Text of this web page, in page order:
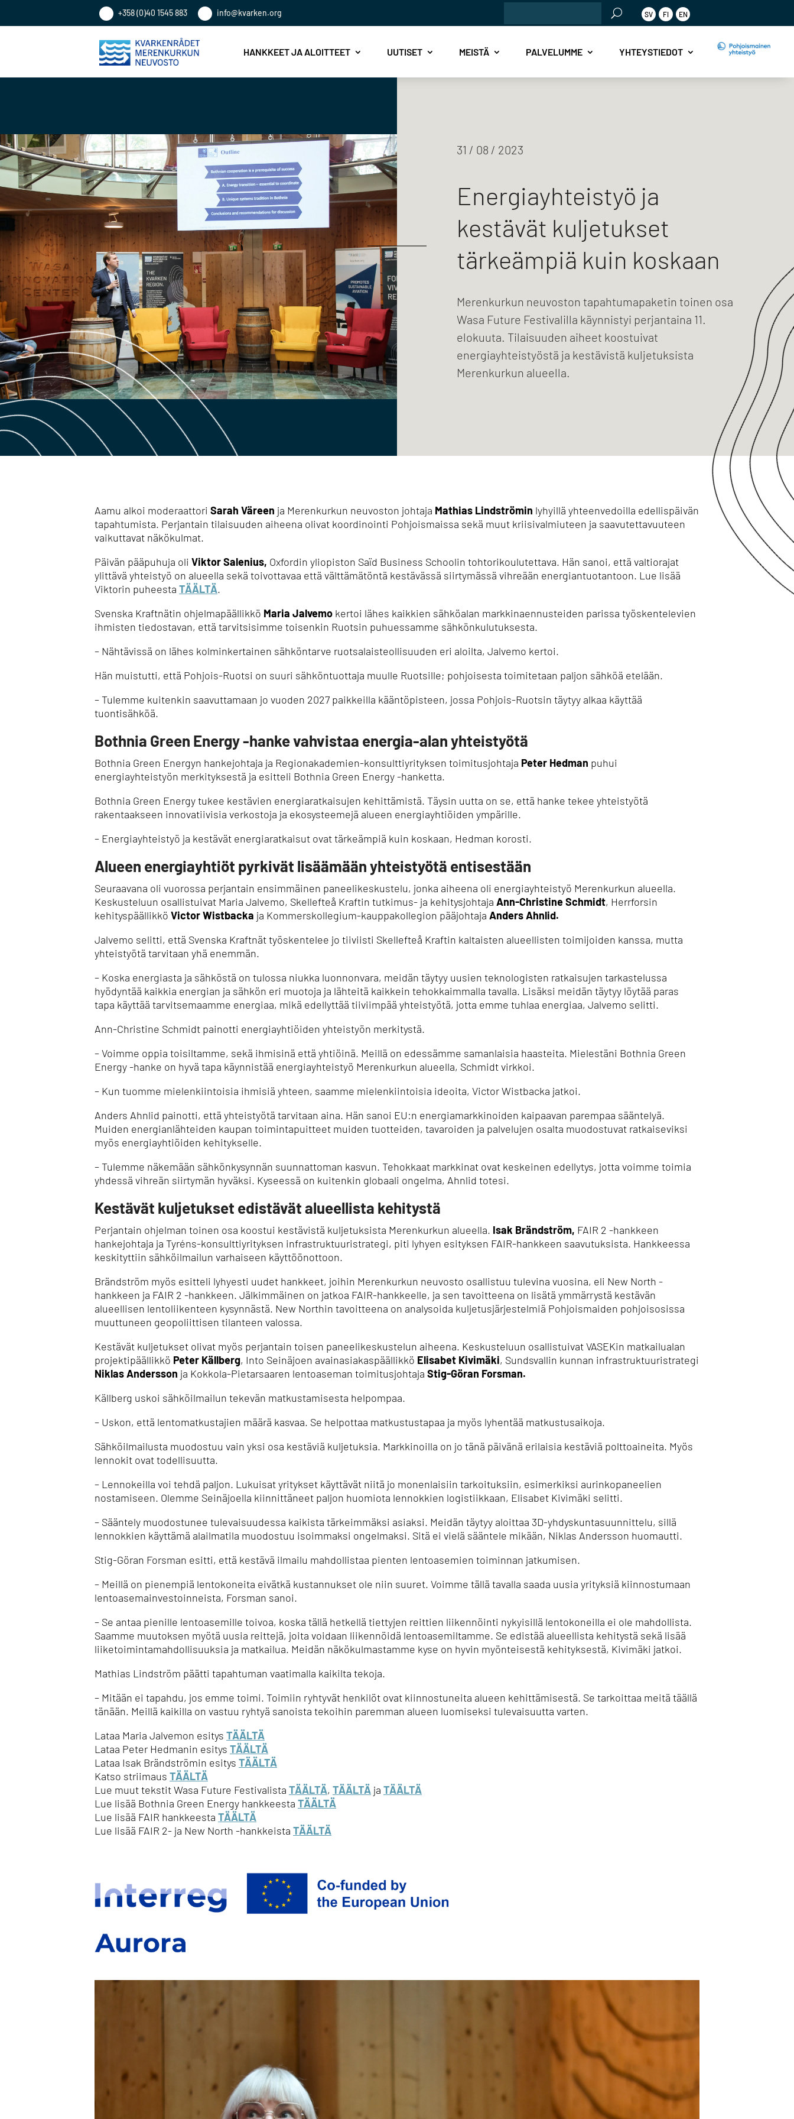
+358 (0)40 1545 883 info@kvarken.org SV FI EN
HANKKEET JA ALOITTEET UUTISET MEISTÄ PALVELUMME YHTEYSTIEDOT
31 / 08 / 2023
Energiayhteistyö ja
kestävät kuljetukset
tärkeämpiä kuin koskaan
Merenkurkun neuvoston tapahtumapaketin toinen osa
Wasa Future Festivalilla käynnistyi perjantaina 11.
elokuuta. Tilaisuuden aiheet koostuivat
energiayhteistyöstä ja kestävistä kuljetuksista
Merenkurkun alueella.
Aamu alkoi moderaattori Sarah Väreen ja Merenkurkun neuvoston johtaja Mathias Lindströmin lyhyillä yhteenvedoilla edellispäivän
tapahtumista. Perjantain tilaisuuden aiheena olivat koordinointi Pohjoismaissa sekä muut kriisivalmiuteen ja saavutettavuuteen
vaikuttavat näkökulmat.
Päivän pääpuhuja oli Viktor Salenius, Oxfordin yliopiston Saïd Business Schoolin tohtorikoulutettava. Hän sanoi, että valtiorajat
ylittävä yhteistyö on alueella sekä toivottavaa että välttämätöntä kestävässä siirtymässä vihreään energiantuotantoon. Lue lisää
Viktorin puheesta TÄÄLTÄ.
Svenska Kraftnätin ohjelmapäällikkö Maria Jalvemo kertoi lähes kaikkien sähköalan markkinaennusteiden parissa työskentelevien
ihmisten tiedostavan, että tarvitsisimme toisenkin Ruotsin puhuessamme sähkönkulutuksesta.
– Nähtävissä on lähes kolminkertainen sähköntarve ruotsalaisteollisuuden eri aloilta, Jalvemo kertoi.
Hän muistutti, että Pohjois-Ruotsi on suuri sähköntuottaja muulle Ruotsille; pohjoisesta toimitetaan paljon sähköä etelään.
– Tulemme kuitenkin saavuttamaan jo vuoden 2027 paikkeilla kääntöpisteen, jossa Pohjois-Ruotsin täytyy alkaa käyttää
tuontisähköä.
Bothnia Green Energy -hanke vahvistaa energia-alan yhteistyötä
Bothnia Green Energyn hankejohtaja ja Regionakademien-konsulttiyrityksen toimitusjohtaja Peter Hedman puhui
energiayhteistyön merkityksestä ja esitteli Bothnia Green Energy -hanketta.
Bothnia Green Energy tukee kestävien energiaratkaisujen kehittämistä. Täysin uutta on se, että hanke tekee yhteistyötä
rakentaakseen innovatiivisia verkostoja ja ekosysteemejä alueen energiayhtiöiden ympärille.
– Energiayhteistyö ja kestävät energiaratkaisut ovat tärkeämpiä kuin koskaan, Hedman korosti.
Alueen energiayhtiöt pyrkivät lisäämään yhteistyötä entisestään
Seuraavana oli vuorossa perjantain ensimmäinen paneelikeskustelu, jonka aiheena oli energiayhteistyö Merenkurkun alueella.
Keskusteluun osallistuivat Maria Jalvemo, Skellefteå Kraftin tutkimus- ja kehitysjohtaja Ann-Christine Schmidt, Herrforsin
kehityspäällikkö Victor Wistbacka ja Kommerskollegium-kauppakollegion pääjohtaja Anders Ahnlid.
Jalvemo selitti, että Svenska Kraftnät työskentelee jo tiiviisti Skellefteå Kraftin kaltaisten alueellisten toimijoiden kanssa, mutta
yhteistyötä tarvitaan yhä enemmän.
– Koska energiasta ja sähköstä on tulossa niukka luonnonvara, meidän täytyy uusien teknologisten ratkaisujen tarkastelussa
hyödyntää kaikkia energian ja sähkön eri muotoja ja lähteitä kaikkein tehokkaimmalla tavalla. Lisäksi meidän täytyy löytää paras
tapa käyttää tarvitsemaamme energiaa, mikä edellyttää tiiviimpää yhteistyötä, jotta emme tuhlaa energiaa, Jalvemo selitti.
Ann-Christine Schmidt painotti energiayhtiöiden yhteistyön merkitystä.
– Voimme oppia toisiltamme, sekä ihmisinä että yhtiöinä. Meillä on edessämme samanlaisia haasteita. Mielestäni Bothnia Green
Energy -hanke on hyvä tapa käynnistää energiayhteistyö Merenkurkun alueella, Schmidt virkkoi.
– Kun tuomme mielenkiintoisia ihmisiä yhteen, saamme mielenkiintoisia ideoita, Victor Wistbacka jatkoi.
Anders Ahnlid painotti, että yhteistyötä tarvitaan aina. Hän sanoi EU:n energiamarkkinoiden kaipaavan parempaa sääntelyä.
Muiden energianlähteiden kaupan toimintapuitteet muiden tuotteiden, tavaroiden ja palvelujen osalta muodostuvat ratkaiseviksi
myös energiayhtiöiden kehitykselle.
– Tulemme näkemään sähkönkysynnän suunnattoman kasvun. Tehokkaat markkinat ovat keskeinen edellytys, jotta voimme toimia
yhdessä vihreän siirtymän hyväksi. Kyseessä on kuitenkin globaali ongelma, Ahnlid totesi.
Kestävät kuljetukset edistävät alueellista kehitystä
Perjantain ohjelman toinen osa koostui kestävistä kuljetuksista Merenkurkun alueella. Isak Brändström, FAIR 2 -hankkeen
hankejohtaja ja Tyréns-konsulttiyrityksen infrastruktuuristrategi, piti lyhyen esityksen FAIR-hankkeen saavutuksista. Hankkeessa
keskityttiin sähköilmailun varhaiseen käyttöönottoon.
Brändström myös esitteli lyhyesti uudet hankkeet, joihin Merenkurkun neuvosto osallistuu tulevina vuosina, eli New North -
hankkeen ja FAIR 2 -hankkeen. Jälkimmäinen on jatkoa FAIR-hankkeelle, ja sen tavoitteena on lisätä ymmärrystä kestävän
alueellisen lentoliikenteen kysynnästä. New Northin tavoitteena on analysoida kuljetusjärjestelmiä Pohjoismaiden pohjoisosissa
muuttuneen geopoliittisen tilanteen valossa.
Kestävät kuljetukset olivat myös perjantain toisen paneelikeskustelun aiheena. Keskusteluun osallistuivat VASEKin matkailualan
projektipäällikkö Peter Källberg, Into Seinäjoen avainasiakaspäällikkö Elisabet Kivimäki, Sundsvallin kunnan infrastruktuuristrategi
Niklas Andersson ja Kokkola-Pietarsaaren lentoaseman toimitusjohtaja Stig-Göran Forsman.
Källberg uskoi sähköilmailun tekevän matkustamisesta helpompaa.
– Uskon, että lentomatkustajien määrä kasvaa. Se helpottaa matkustustapaa ja myös lyhentää matkustusaikoja.
Sähköilmailusta muodostuu vain yksi osa kestäviä kuljetuksia. Markkinoilla on jo tänä päivänä erilaisia kestäviä polttoaineita. Myös
lennokit ovat todellisuutta.
– Lennokeilla voi tehdä paljon. Lukuisat yritykset käyttävät niitä jo monenlaisiin tarkoituksiin, esimerkiksi aurinkopaneelien
nostamiseen. Olemme Seinäjoella kiinnittäneet paljon huomiota lennokkien logistiikkaan, Elisabet Kivimäki selitti.
– Sääntely muodostunee tulevaisuudessa kaikista tärkeimmäksi asiaksi. Meidän täytyy aloittaa 3D-yhdyskuntasuunnittelu, sillä
lennokkien käyttämä alailmatila muodostuu isoimmaksi ongelmaksi. Sitä ei vielä sääntele mikään, Niklas Andersson huomautti.
Stig-Göran Forsman esitti, että kestävä ilmailu mahdollistaa pienten lentoasemien toiminnan jatkumisen.
– Meillä on pienempiä lentokoneita eivätkä kustannukset ole niin suuret. Voimme tällä tavalla saada uusia yrityksiä kiinnostumaan
lentoasemainvestoinneista, Forsman sanoi.
– Se antaa pienille lentoasemille toivoa, koska tällä hetkellä tiettyjen reittien liikennöinti nykyisillä lentokoneilla ei ole mahdollista.
Saamme muutoksen myötä uusia reittejä, joita voidaan liikennöidä lentoasemiltamme. Se edistää alueellista kehitystä sekä lisää
liiketoimintamahdollisuuksia ja matkailua. Meidän näkökulmastamme kyse on hyvin myönteisestä kehityksestä, Kivimäki jatkoi.
Mathias Lindström päätti tapahtuman vaatimalla kaikilta tekoja.
– Mitään ei tapahdu, jos emme toimi. Toimiin ryhtyvät henkilöt ovat kiinnostuneita alueen kehittämisestä. Se tarkoittaa meitä täällä
tänään. Meillä kaikilla on vastuu ryhtyä sanoista tekoihin paremman alueen luomiseksi tulevaisuutta varten.
Lataa Maria Jalvemon esitys TÄÄLTÄ
Lataa Peter Hedmanin esitys TÄÄLTÄ
Lataa Isak Brändströmin esitys TÄÄLTÄ
Katso striimaus TÄÄLTÄ
Lue muut tekstit Wasa Future Festivalista TÄÄLTÄ, TÄÄLTÄ ja TÄÄLTÄ
Lue lisää Bothnia Green Energy hankkeesta TÄÄLTÄ
Lue lisää FAIR hankkeesta TÄÄLTÄ
Lue lisää FAIR 2- ja New North -hankkeista TÄÄLTÄ